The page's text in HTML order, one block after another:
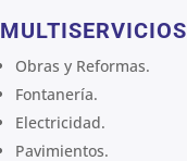
MULTISERVICIOS
Obras y Reformas.
Fontanería.
Electricidad.
Pavimientos.